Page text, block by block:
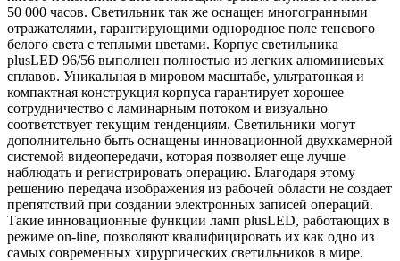
50 000 часов. Светильник так же оснащен многогранными
отражателями, гарантирующими однородное поле теневого
белого света с теплыми цветами. Корпус светильника
plusLED 96/56 выполнен полностью из легких алюминиевых
сплавов. Уникальная в мировом масштабе, ультратонкая и
компактная конструкция корпуса гарантирует хорошее
сотрудничество с ламинарным потоком и визуально
соответствует текущим тенденциям. Светильники могут
дополнительно быть оснащены инновационной двухкамерной
системой видеопередачи, которая позволяет еще лучше
наблюдать и регистрировать операцию. Благодаря этому
решению передача изображения из рабочей области не создает
препятствий при создании электронных записей операций.
Такие инновационные функции ламп plusLED, работающих в
режиме on-line, позволяют квалифицировать их как одно из
самых современных хирургических светильников в мире.